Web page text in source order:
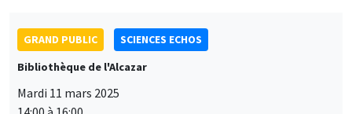
GRAND PUBLIC
SCIENCES ECHOS
Bibliothèque de l'Alcazar
Mardi 11 mars 2025